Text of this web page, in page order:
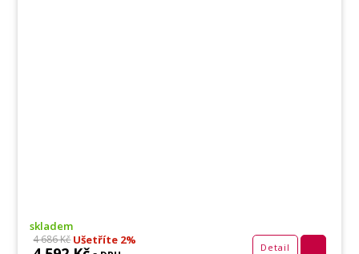
skladem
4 686 KčUšetříte 2%
Detail